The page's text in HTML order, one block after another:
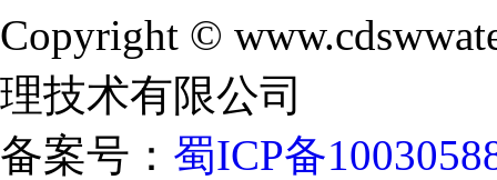
Copyright ©
理技术有限公司
备案号： 蜀ICP备